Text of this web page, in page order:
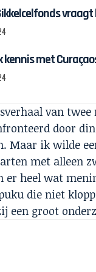
kennis met
van
door
Maar ik wilde
met alleen
er heel wat
die niet
een groot